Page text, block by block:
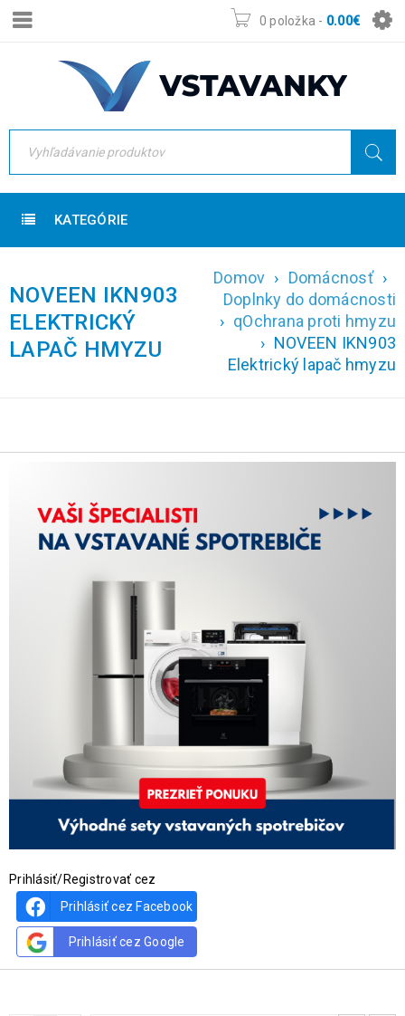
0 položka - 0.00€
KATEGÓRIE
NOVEEN IKN903
ELEKTRICKÝ
LAPAČ HMYZU
Domov › Domácnosť ›
Doplnky do domácnosti
› qOchrana proti hmyzu
› NOVEEN IKN903
Elektrický lapač hmyzu
Prihlásiť/Registrovať cez
Prihlásiť cez Facebook
Prihlásiť cez Google